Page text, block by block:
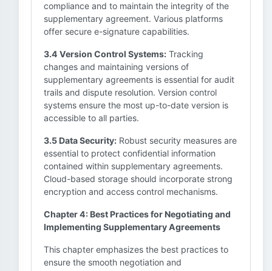
compliance and to maintain the integrity of the
supplementary agreement. Various platforms
offer secure e-signature capabilities.
3.4 Version Control Systems: Tracking
changes and maintaining versions of
supplementary agreements is essential for audit
trails and dispute resolution. Version control
systems ensure the most up-to-date version is
accessible to all parties.
3.5 Data Security: Robust security measures are
essential to protect confidential information
contained within supplementary agreements.
Cloud-based storage should incorporate strong
encryption and access control mechanisms.
Chapter 4: Best Practices for Negotiating and
Implementing Supplementary Agreements
This chapter emphasizes the best practices to
ensure the smooth negotiation and